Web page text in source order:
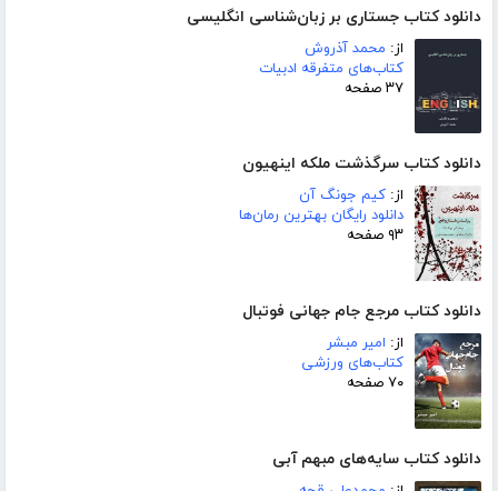
دانلود کتاب جستاری بر زبان‌شناسی انگلیسی
از: محمد آذروش
کتاب‌های متفرقه ادبیات
۳۷ صفحه
دانلود کتاب سرگذشت ملکه اینهیون
از: کیم جونگ آن
دانلود رایگان بهترین رمان‌ها
۹۳ صفحه
دانلود کتاب مرجع جام جهانی فوتبال
از: امیر مبشر
کتاب‌های ورزشی
۷۰ صفحه
دانلود کتاب سایه‌های مبهم آبی